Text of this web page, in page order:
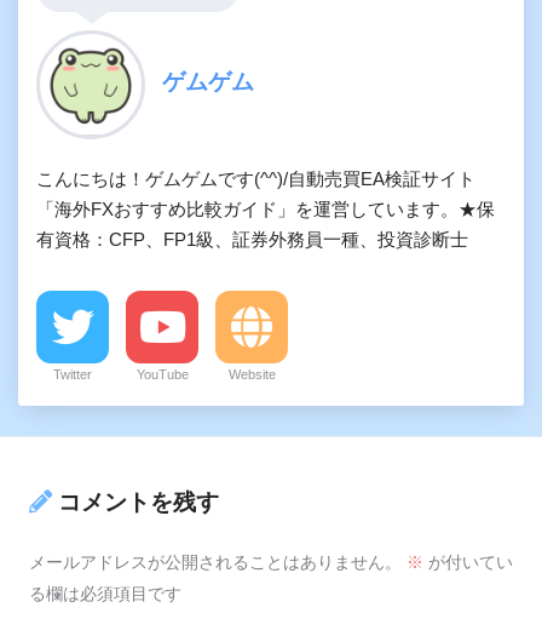
ゲムゲム
こんにちは！ゲムゲムです(^^)/自動売買EA検証サイト
「海外FXおすすめ比較ガイド」を運営しています。★保
有資格：CFP、FP1級、証券外務員一種、投資診断士
Twitter YouTube Website
コメントを残す
メールアドレスが公開されることはありません。 ※ が付いてい
る欄は必須項目です